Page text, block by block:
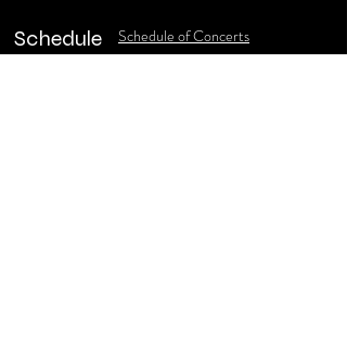
Schedule
Schedule of Concerts